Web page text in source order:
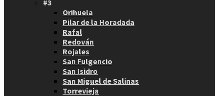
#3
Orihuela
Pilar de la Horadada
Rafal
Redován
Rojales
San Fulgencio
San Isidro
San Miguel de Salinas
Torrevieja